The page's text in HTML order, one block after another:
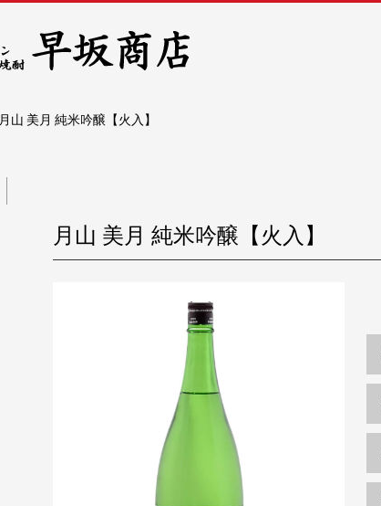
月山 美月 純米吟醸【火入】
月山 美月 純米吟醸【火入】